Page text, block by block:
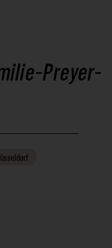
Preyer-